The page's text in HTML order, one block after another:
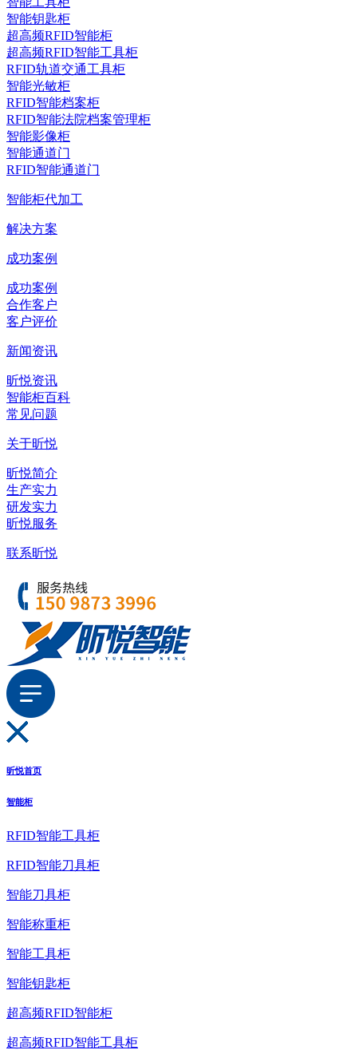
智能钥匙柜
超高频RFID智能柜
超高频RFID智能工具柜
RFID轨道交通工具柜
智能光敏柜
RFID智能档案柜
RFID智能法院档案管理柜
智能影像柜
智能通道门
RFID智能通道门
智能柜代加工
解决方案
成功案例
成功案例
合作客户
客户评价
新闻资讯
昕悦资讯
智能柜百科
常见问题
关于昕悦
昕悦简介
生产实力
研发实力
昕悦服务
联系昕悦
昕悦首页
智能柜
RFID智能工具柜
RFID智能刀具柜
智能刀具柜
智能称重柜
智能工具柜
智能钥匙柜
超高频RFID智能柜
超高频RFID智能工具柜